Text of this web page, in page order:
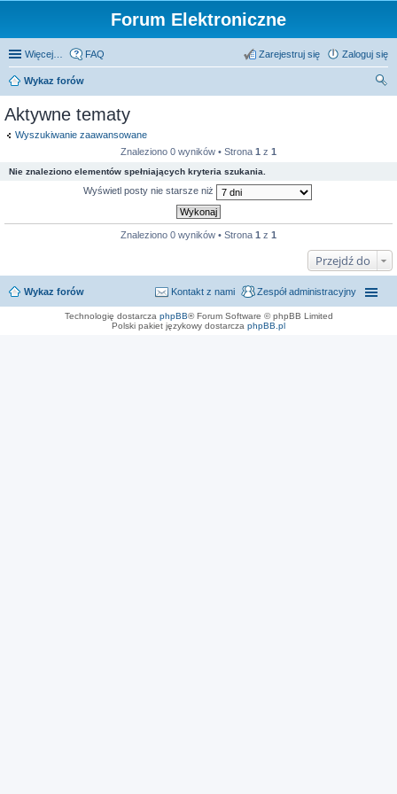
Forum Elektroniczne
Więcej… FAQ Zaloguj się
Zarejestruj się
Wykaz forów
Aktywne tematy
Wyszukiwanie zaawansowane
Znaleziono 0 wyników • Strona 1 z 1
Nie znaleziono elementów spełniających kryteria szukania.
Wyświetl posty nie starsze niż
Znaleziono 0 wyników • Strona 1 z 1
Przejdź do
Wykaz forów Zespół administracyjny
Kontakt z nami
Technologię dostarcza phpBB® Forum Software © phpBB Limited
Polski pakiet językowy dostarcza phpBB.pl